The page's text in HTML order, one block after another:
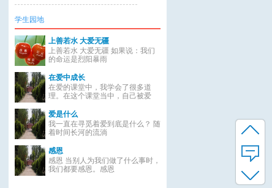
学生园地
上善若水 大爱无疆
上善若水 大爱无疆 如果说：我们
的命运是烈阳暴雨
在爱中成长
在爱的课堂中，我学会了很多道
理。在这个课堂当中，自己被爱
爱是什么
我一直在寻觅着爱到底是什么？ 随
着时间长河的流淌
感恩
感恩 当别人为我们做了什么事时，
我们都要感恩。感恩